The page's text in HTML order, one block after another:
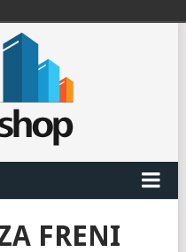
FRENI